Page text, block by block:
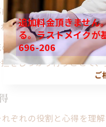
迷わない
通夜の段取
葬儀の流れ
通夜の段取
家族と亲族が安
親族のた
の準備が欠かせません
ず参加できる環境を整え
配置も重要な準備事項
をしっかり行うことで
ぞれの役割と心得を理
追加料金頂きません
る。ラストメイクが
696-206
ご